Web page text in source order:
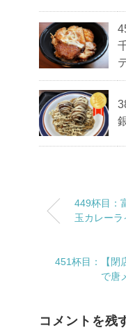
449杯目：
玉カレーラ
451杯目：【閉
で唐
コメントを残